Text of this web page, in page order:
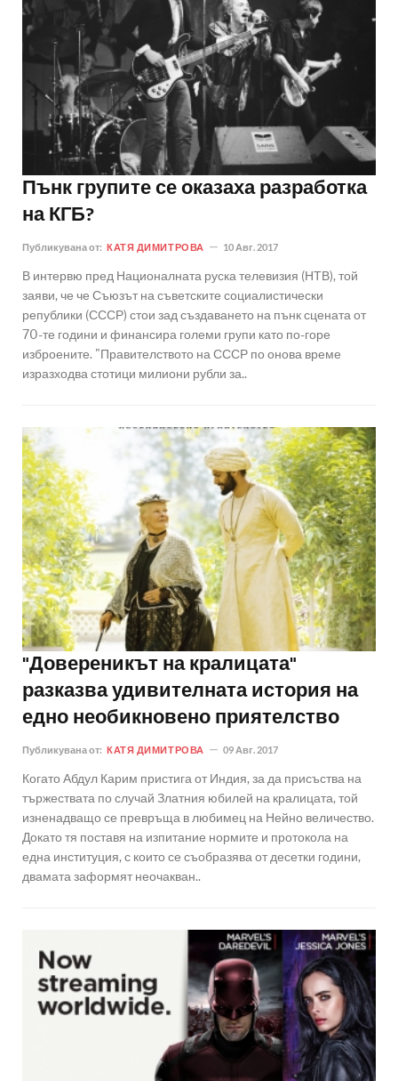
Пънк групите се оказаха разработка
на КГБ?
Публикувана от: КАТЯ ДИМИТРОВА 10 Авг. 2017
В интервю пред Националната руска телевизия (НТВ), той
заяви, че че Съюзът на съветските социалистически
републики (СССР) стои зад създаването на пънк сцената от
70-те години и финансира големи групи като по-горе
изброените. "Правителството на СССР по онова време
изразходва стотици милиони рубли за..
"Довереникът на кралицата"
разказва удивителната история на
едно необикновено приятелство
Публикувана от: КАТЯ ДИМИТРОВА 09 Авг. 2017
Когато Абдул Карим пристига от Индия, за да присъства на
тържествата по случай Златния юбилей на кралицата, той
изненадващо се превръща в любимец на Нейно величество.
Докато тя поставя на изпитание нормите и протокола на
една институция, с които се съобразява от десетки години,
двамата заформят неочакван..